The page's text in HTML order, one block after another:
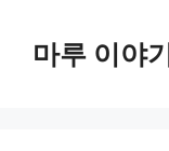
마루 이야